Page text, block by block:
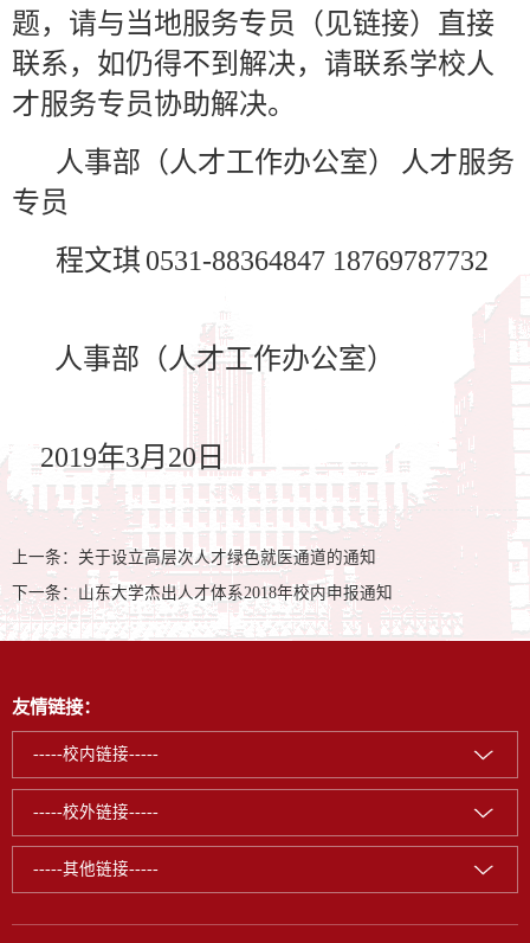
题，请与当地服务专员（见链接）直接
联系，如仍得不到解决，请联系学校人
才服务专员协助解决。
人事部（人才工作办公室）
人才服务
专员
程文琪 0531-88364847 18769787732
人事部（人才工作办公室）
2019年3月 20 日
上一条： 关于设立高层次人才绿色就医通道的通知
下一条： 山东大学杰出人才体系2018年校内申报通知
友情链接：
-----校内链接-----
-----校外链接-----
-----其他链接-----